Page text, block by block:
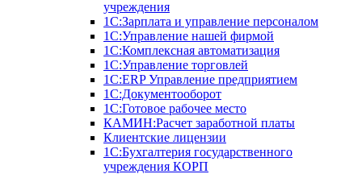
учреждения
1С:Зарплата и управление персоналом
1С:Управление нашей фирмой
1С:Комплексная автоматизация
1С:Управление торговлей
1С:ERP Управление предприятием
1С:Документооборот
1C:Готовое рабочее место
КАМИН:Расчет заработной платы
Клиентские лицензии
1С:Бухгалтерия государственного
учреждения КОРП